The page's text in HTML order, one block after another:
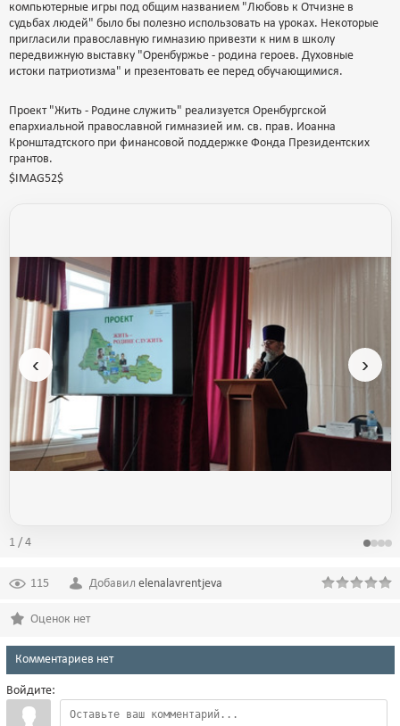
компьютерные игры под общим названием "Любовь к Отчизне в
судьбах людей" было бы полезно использовать на уроках. Некоторые
пригласили православную гимназию привезти к ним в школу
передвижную выставку "Оренбуржье - родина героев. Духовные
истоки патриотизма" и презентовать ее перед обучающимися.
Проект "Жить - Родине служить" реализуется Оренбургской
епархиальной православной гимназией им. св. прав. Иоанна
Кронштадтского при финансовой поддержке Фонда Президентских
грантов.
$IMAG52$
‹ ›
1 / 4
115 Добавил elenalavrentjeva
Оценок нет
Комментариев нет
Войдите: